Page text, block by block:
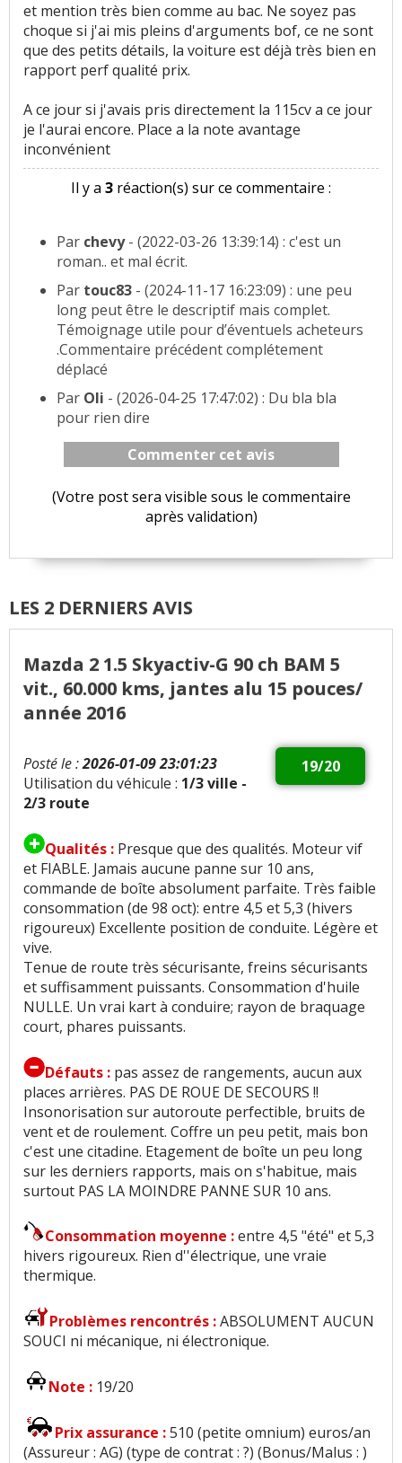
et mention très bien comme au bac. Ne soyez pas
choque si j'ai mis pleins d'arguments bof, ce ne sont
que des petits détails, la voiture est déjà très bien en
rapport perf qualité prix.
A ce jour si j'avais pris directement la 115cv a ce jour
je l'aurai encore. Place a la note avantage
inconvénient
Il y a3 réaction(s) sur ce commentaire :
Par chevy- (2022-03-26 13:39:14) : c'est un
roman.. et mal écrit.
Par touc83 - (2024-11-17 16:23:09) : une peu
long peut être le descriptif mais complet.
Témoignage utile pour d’éventuels acheteurs
.Commentaire précédent complétement
déplacé
Par Oli - (2026-04-25 17:47:02) : Du bla bla
pour rien dire
Commenter cet avis
(Votre post sera visible sous le commentaire
après validation)
LES 2 DERNIERS AVIS
Mazda 2 1.5 Skyactiv-G 90 ch BAM 5
vit., 60.000 kms, jantes alu 15 pouces/
année 2016
19/20
Posté le :2026-01-09 23:01:23
Utilisation du véhicule : 1/3 ville -
2/3 route
Qualités : Presque que des qualités. Moteur vif
et FIABLE. Jamais aucune panne sur 10 ans,
commande de boîte absolument parfaite. Très faible
consommation (de 98 oct): entre 4,5 et 5,3 (hivers
rigoureux) Excellente position de conduite. Légère et
vive.
Tenue de route très sécurisante, freins sécurisants
et suffisamment puissants. Consommation d'huile
NULLE. Un vrai kart à conduire; rayon de braquage
court, phares puissants.
Défauts : pas assez de rangements, aucun aux
places arrières. PAS DE ROUE DE SECOURS !!
Insonorisation sur autoroute perfectible, bruits de
vent et de roulement. Coffre un peu petit, mais bon
c'est une citadine. Etagement de boîte un peu long
sur les derniers rapports, mais on s'habitue, mais
surtout PAS LA MOINDRE PANNE SUR 10 ans.
Consommation moyenne :entre 4,5 "été" et 5,3
hivers rigoureux. Rien d''électrique, une vraie
thermique.
Problèmes rencontrés :ABSOLUMENT AUCUN
SOUCI ni mécanique, ni électronique.
Note : 19/20
Prix assurance :510 (petite omnium) euros/an
(Assureur : AG) (type de contrat : ?) (Bonus/Malus : )